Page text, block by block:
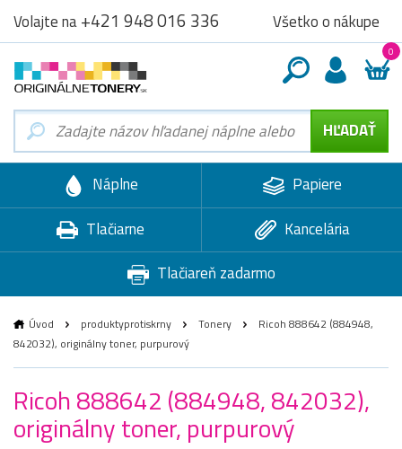
Volajte na+421 948 016 336 Všetko o nákupe
0
Náplne
Papiere
Tlačiarne
Kancelária
Tlačiareň zadarmo
Úvod produktyprotiskrny Tonery
Ricoh 888642 (884948,
842032), originálny toner, purpurový
Ricoh 888642 (884948, 842032),
originálny toner, purpurový